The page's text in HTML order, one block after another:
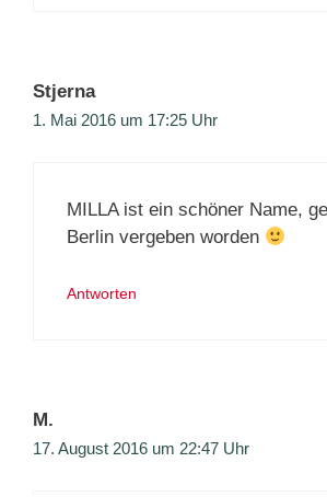
Stjerna
1. Mai 2016 um 17:25 Uhr
MILLA ist ein schöner Name,
Berlin vergeben worden
Antworten
M.
17. August 2016 um 22:47 Uhr